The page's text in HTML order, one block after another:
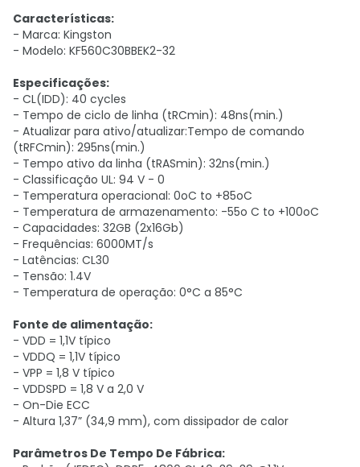
Características:
- Marca: Kingston
- Modelo: KF560C30BBEK2-32
Especificações:
- CL(IDD): 40 cycles
- Tempo de ciclo de linha (tRCmin): 48ns(min.)
- Atualizar para ativo/atualizar:Tempo de comando
(tRFCmin): 295ns(min.)
- Tempo ativo da linha (tRASmin): 32ns(min.)
- Classificação UL: 94 V - 0
- Temperatura operacional: 0oC to +85oC
- Temperatura de armazenamento: -55o C to +100oC
- Capacidades: 32GB (2x16Gb)
- Frequências: 6000MT/s
- Latências: CL30
- Tensão: 1.4V
- Temperatura de operação: 0°C a 85°C
Fonte de alimentação:
- VDD = 1,1V típico
- VDDQ = 1,1V típico
- VPP = 1,8 V típico
- VDDSPD = 1,8 V a 2,0 V
- On-Die ECC
- Altura 1,37” (34,9 mm), com dissipador de calor
Parâmetros De Tempo De Fábrica: